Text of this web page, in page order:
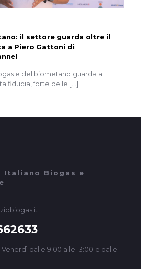
il settore guarda oltre il
a Piero Gattoni di
e del biometano guarda al
fiducia, forte delle […]
Italiano Biogas e
Venerdì dalle 9:00 alle 13:00 e dalle